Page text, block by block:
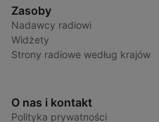
Zasoby
Nadawcy radiowi
Widżety
Strony radiowe według krajów
O nas i kontakt
Polityka prywatności